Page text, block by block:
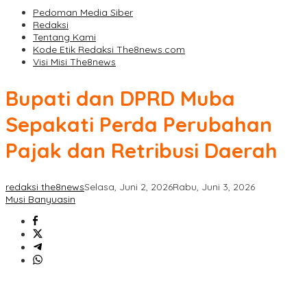
Pedoman Media Siber
Redaksi
Tentang Kami
Kode Etik Redaksi The8news.com
Visi Misi The8news
Bupati dan DPRD Muba
Sepakati Perda Perubahan
Pajak dan Retribusi Daerah
redaksi the8newsSelasa, Juni 2, 2026Rabu, Juni 3, 2026
Musi Banyuasin